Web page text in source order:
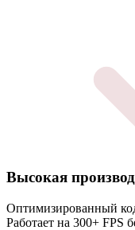
Высокая
Оптимизированный
Работает на 300+ FPS